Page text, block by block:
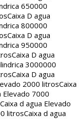
650000
Caixa D agua
800000
Caixa D agua
950000
Caixa D agua
3000000
Caixa D agua
2000 litrosCaixa
Elevado 7000
Caixa d agua Elevado
litrosCaixa d agua